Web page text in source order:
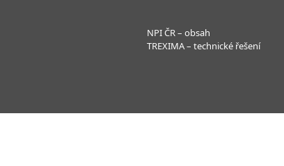
NPI ČR – obsah
TREXIMA – technické řešení